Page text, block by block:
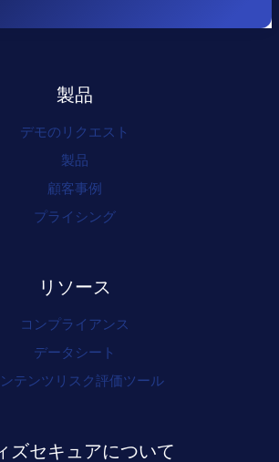
製品
デモのリクエスト
製品
顧客事例
プライシング
リソース
コンプライアンス
データシート
テンツリスク評価ツール
ズセキュアについて